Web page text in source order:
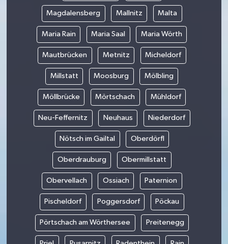
Magdalensberg Mallnitz Malta
Maria Rain Maria Saal Maria Wörth
Mautbrücken Metnitz Micheldorf
Millstatt Moosburg Mölbling
Möllbrücke Mörtschach Mühldorf
Neu-Feffernitz Neuhaus Niederdorf
Nötsch im Gailtal Oberdörfl
Oberdrauburg Obermillstatt
Obervellach Ossiach Paternion
Pischeldorf Poggersdorf Pöckau
Pörtschach am Wörthersee Preitenegg